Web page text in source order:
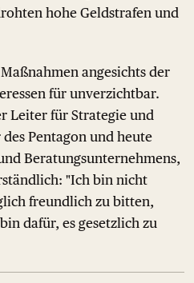
hohe Geldstrafen und
angesichts der
für unverzichtbar.
Leiter für Strategie und
Pentagon und heute
Beratungsunternehmens,
"Ich bin nicht
freundlich zu bitten,
dafür, es gesetzlich zu